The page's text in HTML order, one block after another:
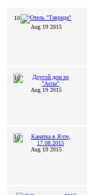
10
Aug 19 2015
10
Aug 19 2015
10
Aug 19 2015